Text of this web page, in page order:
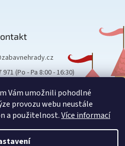
Vám umožnili pohodlné
provozu webu neustále
a použitelnost.Více informací
zabavnehrady.cz
(Po - Pa 8:00 - 16:30)